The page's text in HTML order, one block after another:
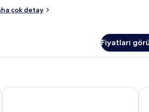
çok detay
Fiyatları
Loggia Fiorentina